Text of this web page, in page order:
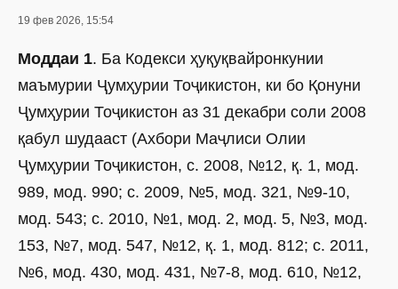
19 фев 2026, 15:54
Моддаи 1. Ба Кодекси ҳуқуқвайронкунии
маъмурии Ҷумҳурии Тоҷикистон, ки бо Қонуни
Ҷумҳурии Тоҷикистон аз 31 декабри соли 2008
қабул шудааст (Ахбори Маҷлиси Олии
Ҷумҳурии Тоҷикистон, с. 2008, №12, қ. 1, мод.
989, мод. 990; с. 2009, №5, мод. 321, №9-10,
мод. 543; с. 2010, №1, мод. 2, мод. 5, №3, мод.
153, №7, мод. 547, №12, қ. 1, мод. 812; с. 2011,
№6, мод. 430, мод. 431, №7-8, мод. 610, №12,